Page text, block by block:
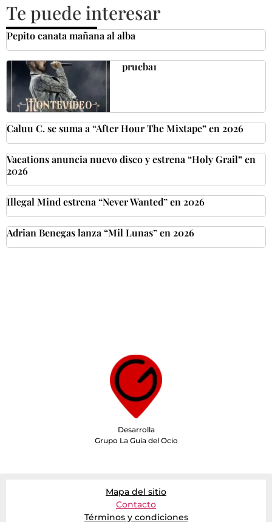
Te puede interesar
Pepito canata mañana al alba
prueba1
Caluu C. se suma a “After Hour The Mixtape” en 2026
Vacations anuncia nuevo disco y estrena “Holy Grail” en
2026
Illegal Mind estrena “Never Wanted” en 2026
Adrian Benegas lanza “Mil Lunas” en 2026
Desarrolla
Grupo La Guía del Ocio
Mapa del sitio
Contacto
Términos y condiciones